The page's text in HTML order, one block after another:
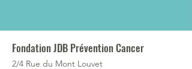
Fondation JDB Prévention Cancer
2/4 Rue du Mont Louvet